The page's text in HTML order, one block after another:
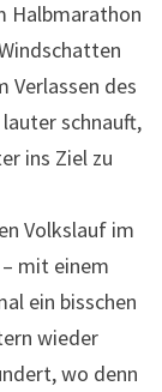
Halbmarathon
Verlassen des
schnauft,
ins Ziel zu
Volkslauf im
mit einem
ein bisschen
wieder
wo denn